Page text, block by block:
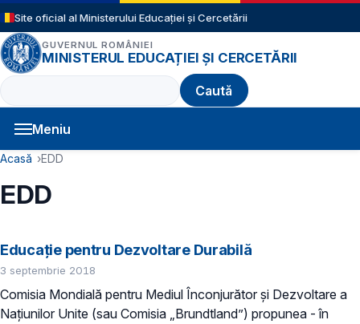
Sari la conținutul principal
Site oficial al Ministerului Educației și Cercetării
GUVERNUL ROMÂNIEI
MINISTERUL EDUCAȚIEI ȘI CERCETĂRII
Caută
Meniu
Navigație principală
Cale de navigare
Acasă EDD
EDD
Educație pentru Dezvoltare Durabilă
3 septembrie 2018
Comisia Mondială pentru Mediul Înconjurător și Dezvoltare a
Națiunilor Unite (sau Comisia „Brundtland”) propunea - în